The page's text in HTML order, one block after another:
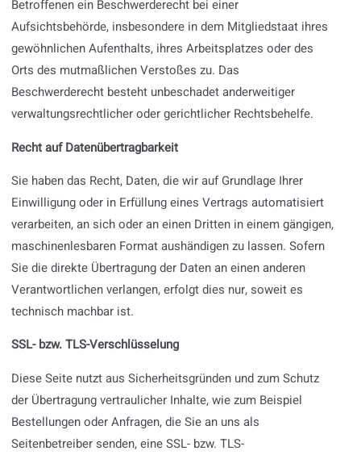
Betroffenen ein Beschwerderecht bei einer
Aufsichtsbehörde, insbesondere in dem Mitgliedstaat ihres
gewöhnlichen Aufenthalts, ihres Arbeitsplatzes oder des
Orts des mutmaßlichen Verstoßes zu. Das
Beschwerderecht besteht unbeschadet anderweitiger
verwaltungsrechtlicher oder gerichtlicher Rechtsbehelfe.
Recht auf Daten­übertrag­barkeit
Sie haben das Recht, Daten, die wir auf Grundlage Ihrer
Einwilligung oder in Erfüllung eines Vertrags automatisiert
verarbeiten, an sich oder an einen Dritten in einem gängigen,
maschinenlesbaren Format aushändigen zu lassen. Sofern
Sie die direkte Übertragung der Daten an einen anderen
Verantwortlichen verlangen, erfolgt dies nur, soweit es
technisch machbar ist.
SSL- bzw. TLS-Verschlüsselung
Diese Seite nutzt aus Sicherheitsgründen und zum Schutz
der Übertragung vertraulicher Inhalte, wie zum Beispiel
Bestellungen oder Anfragen, die Sie an uns als
Seitenbetreiber senden, eine SSL- bzw. TLS-